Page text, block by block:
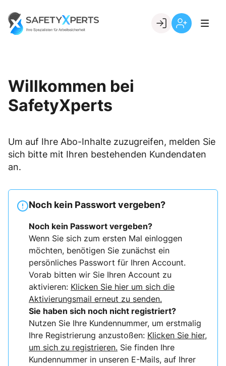
content
Go to landing page.
Willkommen bei
SafetyXperts
Um auf Ihre Abo-Inhalte zuzugreifen, melden Sie
sich bitte mit Ihren bestehenden Kundendaten
an.
Noch kein Passwort vergeben?
Noch kein Passwort vergeben?
Wenn Sie sich zum ersten Mal einloggen
möchten, benötigen Sie zunächst ein
persönliches Passwort für Ihren Account.
Vorab bitten wir Sie Ihren Account zu
aktivieren: Klicken Sie hier um sich die
Aktivierungsmail erneut zu senden.
Sie haben sich noch nicht registriert?
Nutzen Sie Ihre Kundennummer, um erstmalig
Ihre Registrierung anzustoßen: Klicken Sie hier,
um sich zu registrieren. Sie finden Ihre
Kundennummer in unseren E-Mails, auf Ihrer